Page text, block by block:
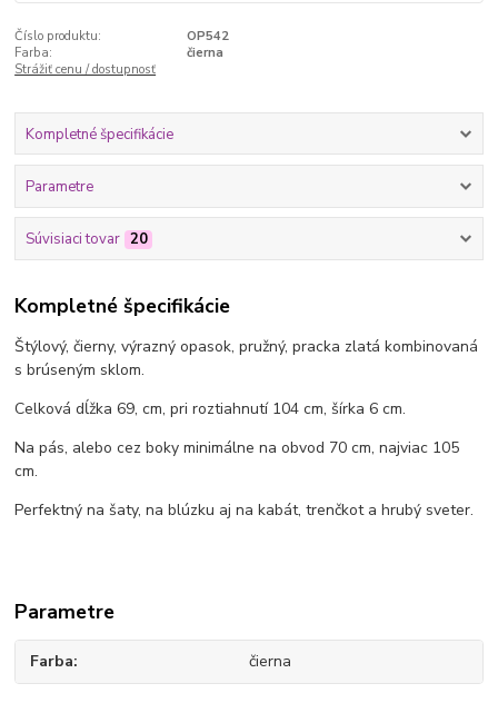
Číslo produktu:
OP542
Farba:
čierna
Strážiť cenu / dostupnosť
Kompletné špecifikácie
Parametre
Súvisiaci tovar 20
Kompletné špecifikácie
Štýlový, čierny, výrazný opasok, pružný, pracka zlatá kombinovaná
s brúseným sklom.
Celková dĺžka 69, cm, pri roztiahnutí 104 cm, šírka 6 cm.
Na pás, alebo cez boky minimálne na obvod 70 cm, najviac 105
cm.
Perfektný na šaty, na blúzku aj na kabát, trenčkot a hrubý sveter.
Parametre
Farba čierna